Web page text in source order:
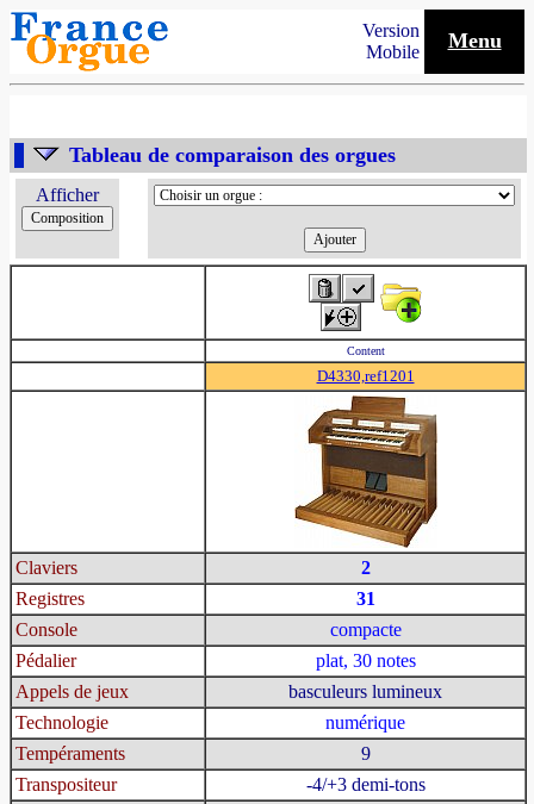
Version
Mobile
Menu
Tableau de comparaison des orgues
Afficher
Content
D4330,ref1201
Claviers
2
Registres
31
Console
compacte
Pédalier
plat, 30 notes
Appels de jeux
basculeurs lumineux
Technologie
numérique
Tempéraments
9
Transpositeur
-4/+3 demi-tons